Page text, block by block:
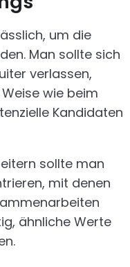
um die
Man sollte sich
verlassen,
wie beim
Kandidaten
sollte man
mit denen
ähnliche Werte